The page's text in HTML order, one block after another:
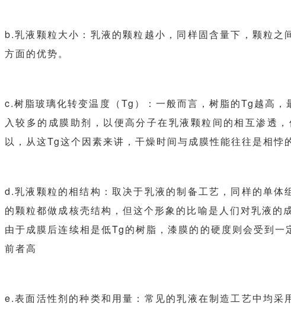
b.乳液颗粒大小：乳液的颗粒越小，同样固含量下，颗粒
方面的优势。
c.树脂玻璃化转变温度（Tg）：一般而言，树脂的Tg越高
入较多的成膜助剂，以便高分子在乳液颗粒间的相互渗透
以，从这Tg这个因素来讲，干燥时间与成膜性能往往是相悖的
d.乳液颗粒的相结构：取决于乳液的制备工艺，同样的单
的颗粒都做成核壳结构，但这个形象的比喻是人们对乳液
由于成膜后连续相是低Tg的树脂，漆膜的的硬度则会受到
前者高
e.表面活性剂的种类和用量：常见的乳液在制造工艺中均